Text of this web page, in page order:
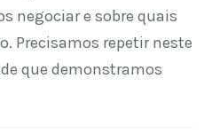
negociar e sobre quais
Precisamos repetir neste
que demonstramos